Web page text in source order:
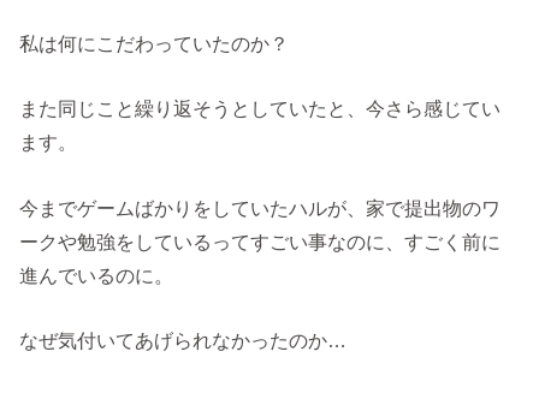
私は何にこだわっていたのか？
また同じこと繰り返そうとしていたと、今さら感じてい
ます。
今までゲームばかりをしていたハルが、家で提出物のワ
ークや勉強をしているってすごい事なのに、すごく前に
進んでいるのに。
なぜ気付いてあげられなかったのか…